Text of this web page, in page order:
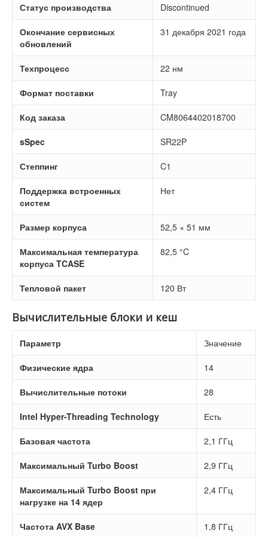
Статус производства Discontinued
Окончание сервисных
обновлений
31 декабря 2021 года
Техпроцесс 22 нм
Формат поставки Tray
Код заказа CM8064402018700
sSpec SR22P
Степпинг C1
Поддержка встроенных
систем
Нет
Размер корпуса 52,5 × 51 мм
Максимальная температура
корпуса TCASE
82,5 °C
Тепловой пакет 120 Вт
Вычислительные блоки и кеш
Параметр Значение
Физические ядра 14
Вычислительные потоки 28
Intel Hyper-Threading Technology Есть
Базовая частота 2,1 ГГц
Максимальный Turbo Boost 2,9 ГГц
Максимальный Turbo Boost при
нагрузке на 14 ядер
2,4 ГГц
Частота AVX Base 1,8 ГГц